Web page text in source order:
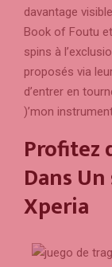
davantage
Book of Foutu
spins à
proposés via
d’entrer en
)’mon
Profitez
Dans
Xperia